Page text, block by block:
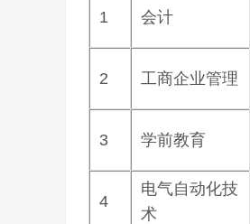
1 会计
2 工商企业管理
3 学前教育
4
电气自动化技
术